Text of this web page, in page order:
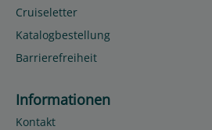
Cruiseletter
Katalogbestellung
Barrierefreiheit
Informationen
Kontakt